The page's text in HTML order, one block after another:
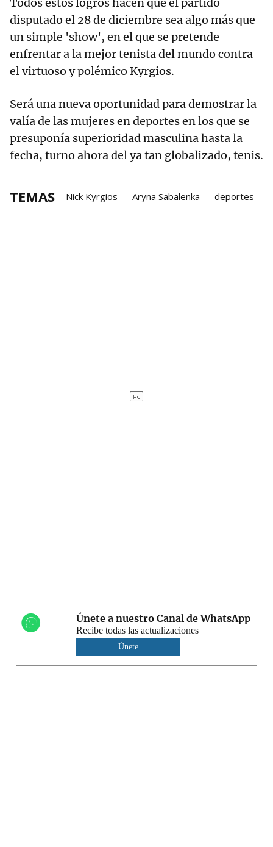
Todos estos logros hacen que el partido
disputado el 28 de diciembre sea algo más que
un simple 'show', en el que se pretende
enfrentar a la mejor tenista del mundo contra
el virtuoso y polémico Kyrgios.
Será una nueva oportunidad para demostrar la
valía de las mujeres en deportes en los que se
presuponía superioridad masculina hasta la
fecha, turno ahora del ya tan globalizado, tenis.
TEMAS Nick Kyrgios Aryna Sabalenka deportes
Únete a nuestro Canal de WhatsApp
Recibe todas las actualizaciones
Únete